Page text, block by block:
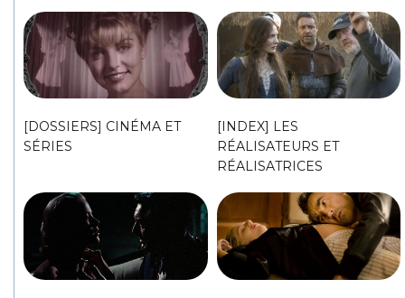
[DOSSIERS] CINÉMA ET
SÉRIES
[INDEX] LES
RÉALISATEURS ET
RÉALISATRICES